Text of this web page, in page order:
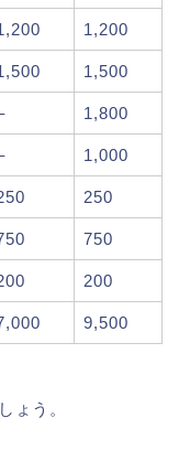
1,200
1,500
1,800
1,000
250
750
200
9,500
ょう。